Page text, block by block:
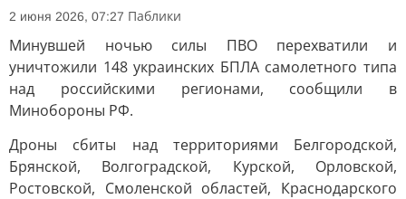
2 июня 2026, 07:27 Паблики
Минувшей ночью силы ПВО перехватили и
уничтожили 148 украинских БПЛА самолетного типа
над российскими регионами, сообщили в
Минобороны РФ.
Дроны сбиты над территориями Белгородской,
Брянской, Волгоградской, Курской, Орловской,
Ростовской, Смоленской областей, Краснодарского